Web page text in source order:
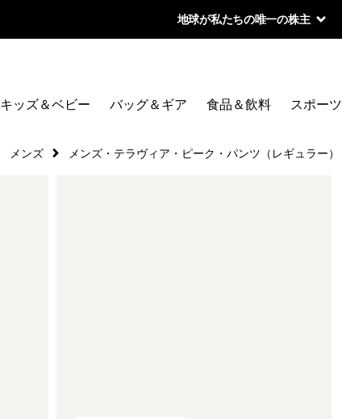
地球が私たちの唯一の株主
キッズ＆ベビー バッグ＆ギア 食品＆飲料 スポーツ
メンズ メンズ・テラヴィア・ピーク・パンツ（レギュラー）